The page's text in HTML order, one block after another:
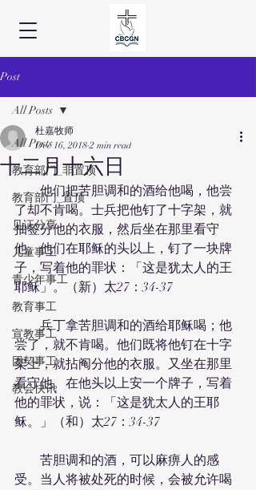
Post
All Posts
教育部门_非置顶
教育部门_置顶
见证分享
儿童事工
青少年事工
教育事工
宣教事工
团契事工
教会快讯
All Posts
十二月十六日
杜嘉牧师
Dec 16, 2018 2 min read
他们把苦胆调和的酒给他喝，他尝
了却不肯喝。士兵把他钉了十字架，就
抽签分他的衣服，然后坐在那里看守
他。他们在耶稣的头以上，钉了一块牌
子，写着他的罪状：「这是犹太人的王
耶稣」。（新）太27：34-37
兵丁拿苦胆调和的酒给耶稣喝；他
尝了，就不肯喝。他们既将他钉在十字
架上，就拈阄分他的衣服。又坐在那里
看守他。在他头以上安一个牌子，写着
他的罪状，说：「这是犹太人的王耶
稣。」（和）太27：34-37
苦胆调和的酒，可以麻痹人的感
受。当人将被处死的时候，会被允许喝